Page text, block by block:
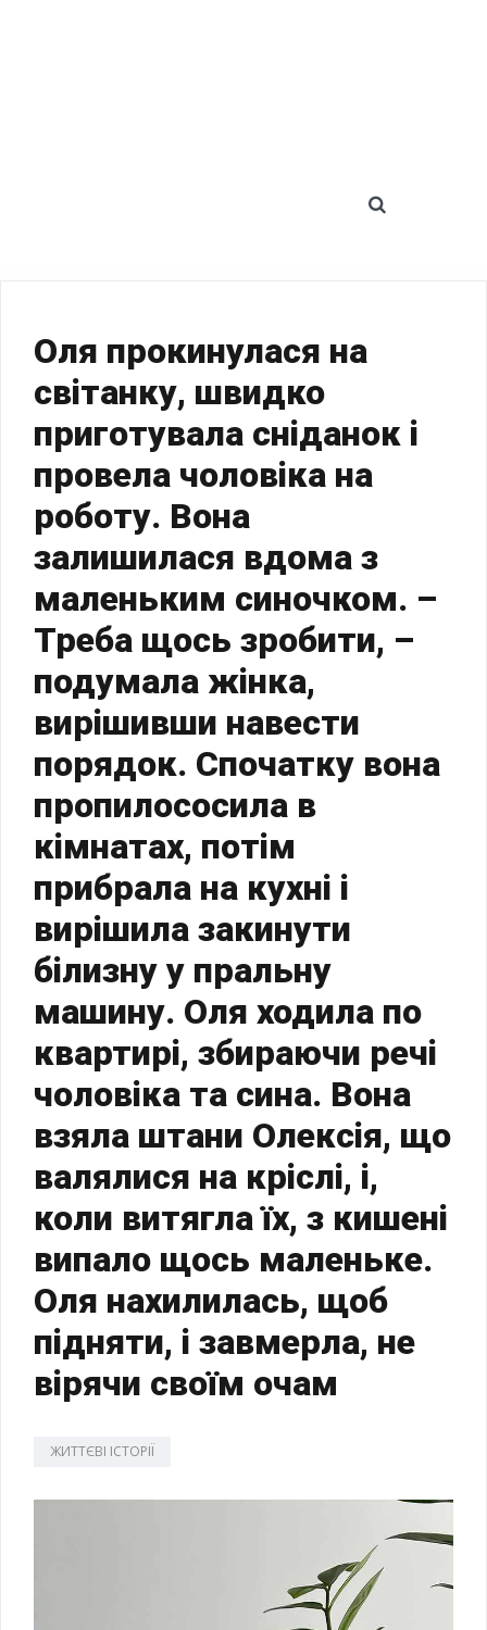
Оля прокинулася на
світанку, швидко
приготувала сніданок і
провела чоловіка на
роботу. Вона
залишилася вдома з
маленьким синочком. –
Треба щось зробити, –
подумала жінка,
вирішивши навести
порядок. Спочатку вона
пропилососила в
кімнатах, потім
прибрала на кухні і
вирішила закинути
білизну у пральну
машину. Оля ходила по
квартирі, збираючи речі
чоловіка та сина. Вона
взяла штани Олексія, що
валялися на кріслі, і,
коли витягла їх, з кишені
випало щось маленьке.
Оля нахилилась, щоб
підняти, і завмерла, не
вірячи своїм очам
ЖИТТЄВІ ІСТОРІЇ